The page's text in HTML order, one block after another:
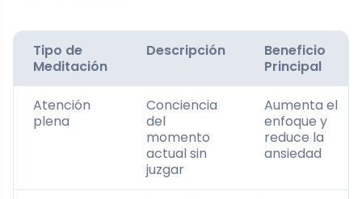
Tipo de
Meditación
Descripción
Beneficio
Principal
Atención
plena
Conciencia
del
momento
actual sin
juzgar
Aumenta el
enfoque y
reduce la
ansiedad